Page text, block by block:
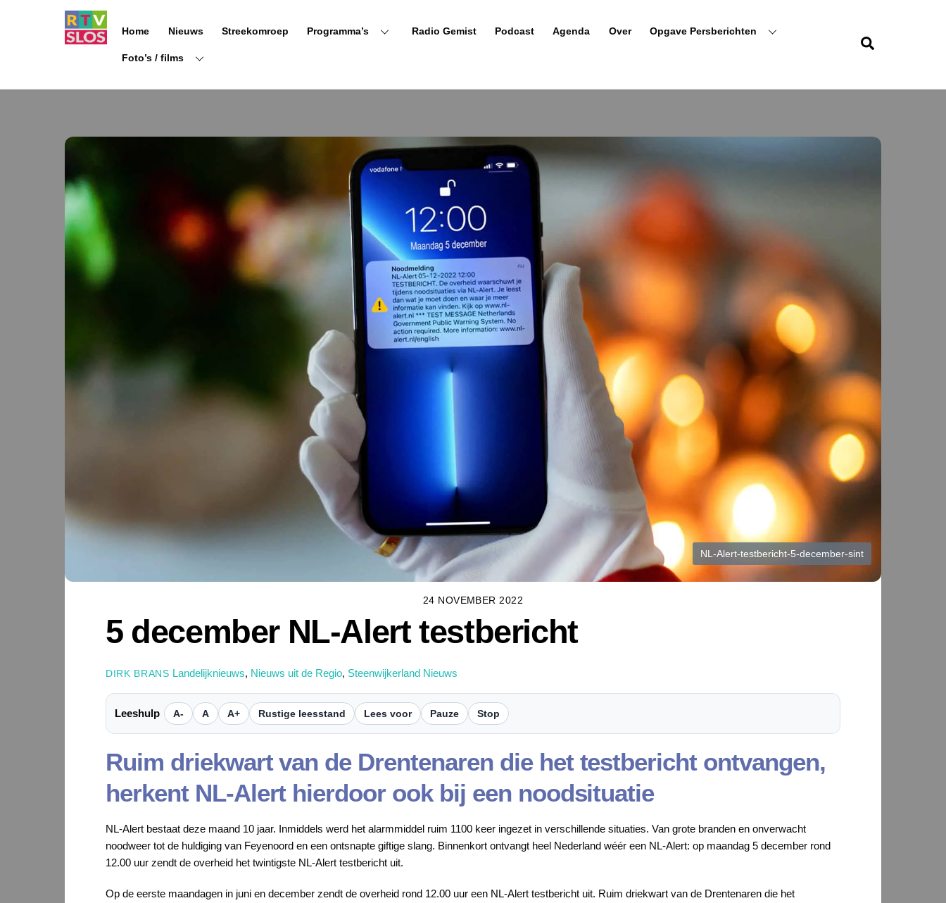
Home Nieuws Streekomroep Programma’s Radio Gemist Podcast Agenda Over Opgave Persberichten
Foto’s / films
NL-Alert-testbericht-5-december-sint
24 NOVEMBER 2022
5 december NL-Alert testbericht
DIRK BRANS Landelijknieuws, Nieuws uit de Regio, Steenwijkerland Nieuws
Leeshulp A- A A+ Rustige leesstand Lees voor Pauze Stop
Ruim driekwart van de Drentenaren die het testbericht ontvangen,
herkent NL-Alert hierdoor ook bij een noodsituatie
NL-Alert bestaat deze maand 10 jaar. Inmiddels werd het alarmmiddel ruim 1100 keer ingezet in verschillende situaties. Van grote branden en onverwacht
noodweer tot de huldiging van Feyenoord en een ontsnapte giftige slang. Binnenkort ontvangt heel Nederland wéér een NL-Alert: op maandag 5 december rond
12.00 uur zendt de overheid het twintigste NL-Alert testbericht uit.
Op de eerste maandagen in juni en december zendt de overheid rond 12.00 uur een NL-Alert testbericht uit. Ruim driekwart van de Drentenaren die het